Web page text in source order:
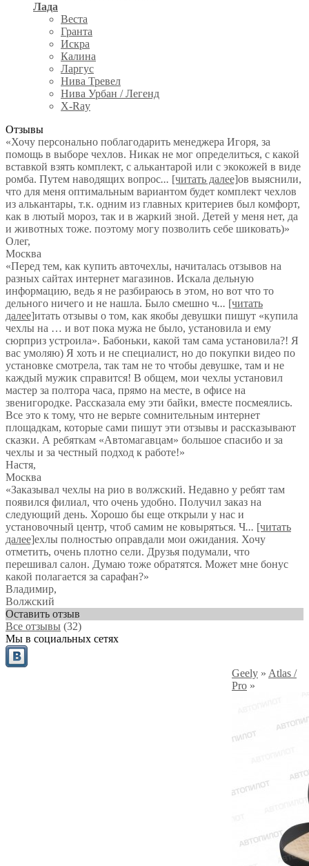
Лада
Веста
Гранта
Искра
Калина
Ларгус
Нива Тревел
Нива Урбан / Легенд
X-Ray
Отзывы
«Хочу персонально поблагодарить менеджера Игоря, за
помощь в выборе чехлов. Никак не мог определиться, с какой
вставкой взять комплект, с алькантарой или с экокожей в виде
ромба. Путем наводящих вопрос... [читать далее]ов выяснили,
что для меня оптимальным вариантом будет комплект чехлов
из алькантары, т.к. одним из главных критериев был комфорт,
как в лютый мороз, так и в жаркий зной. Детей у меня нет, да
и животных тоже. поэтому могу позволить себе шиковать)»
Олег,
Москва
«Перед тем, как купить авточехлы, начиталась отзывов на
разных сайтах интернет магазинов. Искала дельную
информацию, ведь я не разбираюсь в этом, но вот что то
дельного ничего и не нашла. Было смешно ч... [читать
далее]итать отзывы о том, как якобы девушки пишут «купила
чехлы на … и вот пока мужа не было, установила и ему
сюрприз устроила». Бабоньки, какой там сама установила?! Я
вас умоляю) Я хоть и не специалист, но до покупки видео по
установке смотрела, так там не то чтобы девушке, там и не
каждый мужик справится! В общем, мои чехлы установил
мастер за полтора часа, прямо на месте, в офисе на
звенигородке. Рассказала ему эти байки, вместе посмеялись.
Все это к тому, что не верьте сомнительным интернет
площадкам, которые сами пишут эти отзывы и рассказывают
сказки. А ребяткам «Автомагавцам» большое спасибо и за
чехлы и за честный подход к работе!»
Настя,
Москва
«Заказывал чехлы на рио в волжский. Недавно у ребят там
появился филиал, что очень удобно. Получил заказ на
следующий день. Хорошо бы еще открыли у нас и
установочный центр, чтоб самим не ковыряться. Ч... [читать
далее]ехлы полностью оправдали мои ожидания. Хочу
отметить, очень плотно сели. Друзья подумали, что
перешивал салон. Думаю тоже обратятся. Может мне бонус
какой полагается за сарафан?»
Владимир,
Волжский
Оставить отзыв
Все отзывы (32)
Мы в социальных сетях
Geely » Atlas /
Pro »